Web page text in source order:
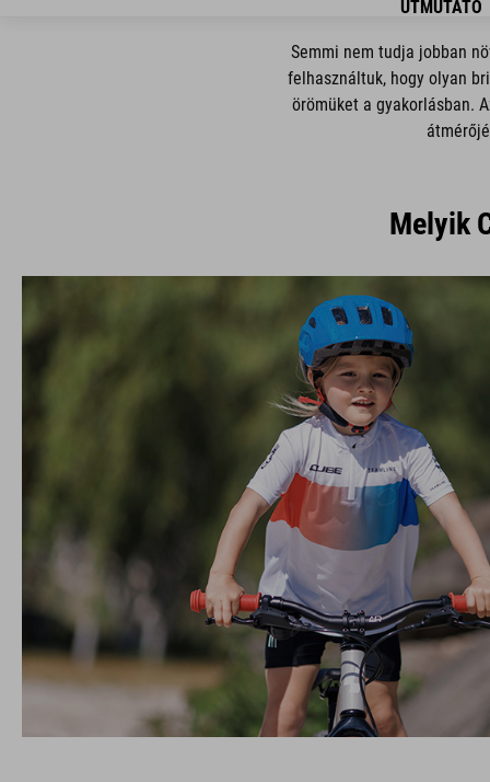
ÚTMUTATÓ
Semmi nem tudja jobban
felhasználtuk, hogy olyan
örömüket a gyakorlásban.
Melyik